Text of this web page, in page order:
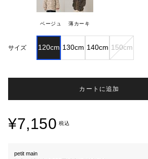
ベージュ 薄カーキ
サイズ 120cm 130cm 140cm 150cm
カートに追加
¥7,150 税込
petit main